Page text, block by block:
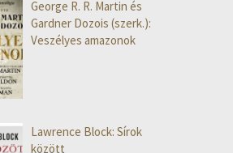
George R. R. Martin és
Gardner Dozois (szerk.):
Veszélyes amazonok
Lawrence Block: Sírok
között